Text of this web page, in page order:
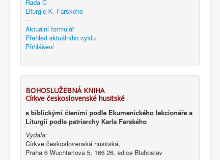
Řada C
Liturgie K. Farského
---
Aktuální formulář
Přehled aktuálního cyklu
Přihlášení
BOHOSLUŽEBNÁ KNIHA
Církve československé husitské
s biblickými čteními podle Ekumenického lekcionáře a
Liturgií podle patriarchy Karla Farského
Vydala:
Církve československá husitská,
Praha 6 Wuchterlova 5, 166 26, edice Blahoslav